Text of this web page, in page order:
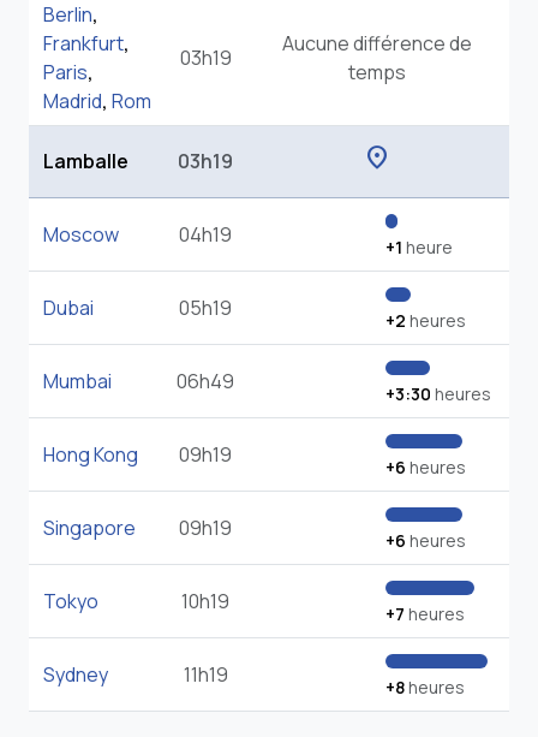
Berlin,
Frankfurt,
Paris,
Madrid, Rom
03h19
Aucune différence de
temps
Lamballe 03h19 location_on
Moscow 04h19 +1 heure
Dubai 05h19 +2 heures
Mumbai 06h49 +3:30 heures
Hong Kong 09h19 +6 heures
Singapore 09h19 +6 heures
Tokyo 10h19 +7 heures
Sydney 11h19 +8heures